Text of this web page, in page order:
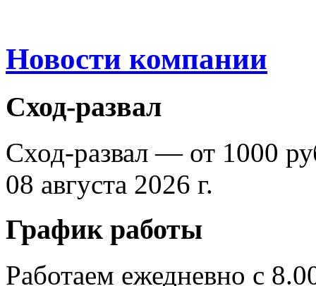
Новости компании
Сход-развал
Сход-развал — от 1000
08 августа 2026 г.
График работы
Работаем ежедневно с